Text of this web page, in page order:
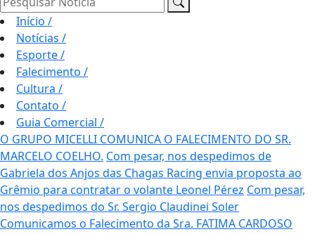
Início /
Notícias /
Esporte/
Falecimento /
Cultura /
Contato /
Guia Comercial /
O GRUPO MICELLI COMUNICA O FALECIMENTO DO SR.
MARCELO COELHO. Com pesar, nos despedimos de
Gabriela dos Anjos das Chagas Racing envia proposta ao
Grêmio para contratar o volante Leonel Pérez Com pesar,
nos despedimos do Sr. Sergio Claudinei Soler
Comunicamos o Falecimento da Sra. FATIMA CARDOSO